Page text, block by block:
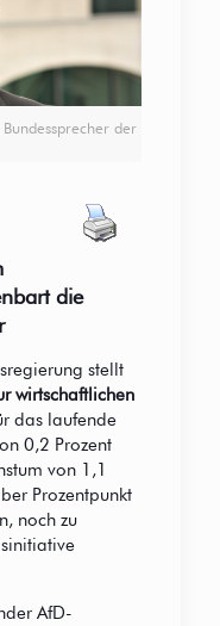
der
die
stellt
wirtschaftlichen
das laufende
0,2 Prozent
von 1,1
Prozentpunkt
noch zu
AfD-